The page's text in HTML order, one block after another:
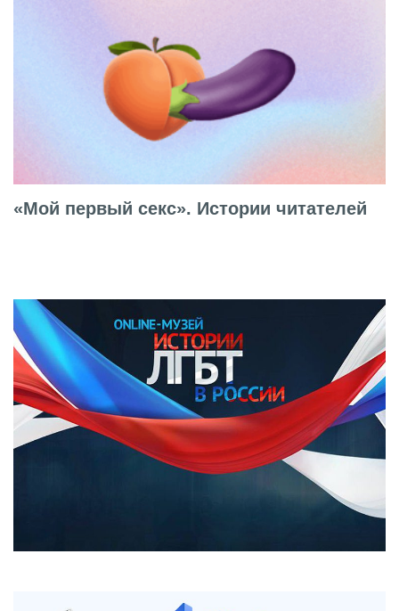
«Мой первый секс». Истории читателей